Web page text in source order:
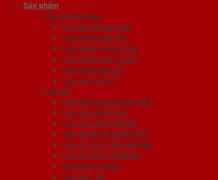
Sản phẩm
Cửa chống cháy
Cửa gỗ chống cháy
Cửa nhôm vân gỗ
Cửa thép chống cháy
Cửa Thép Hàn Quốc
Cửa thép vân gỗ
Cửa vân gỗ 5D
Cửa gỗ
Cửa gỗ công nghiệp HDF
Cửa Gỗ Hàn Quốc
Cửa gỗ HDF VENEER
Cửa gỗ MDF LAMINATE
Cửa gỗ MDF MELAMINE
Cửa gỗ MDF VENEER
Cửa gỗ tự nhiên
Cửa vòm gỗ